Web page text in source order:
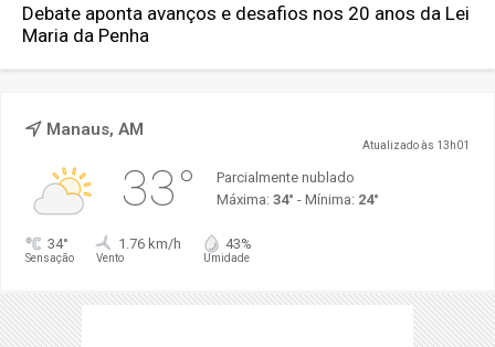
Debate aponta avanços e desafios nos 20 anos da Lei
Maria da Penha
Manaus, AM
Atualizado às 13h01
33°
Parcialmente nublado
Máxima: 34° - Mínima: 24°
34°
Sensação
1.76 km/h
Vento
43%
Umidade